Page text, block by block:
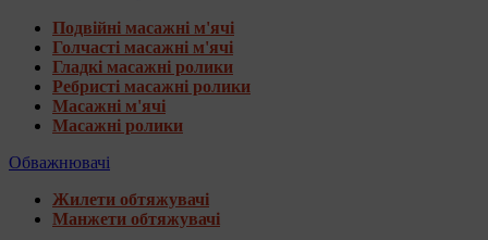
Подвійні масажні м'ячі
Голчасті масажні м'ячі
Гладкі масажні ролики
Ребристі масажні ролики
Масажні м'ячі
Масажні ролики
Обважнювачі
Жилети обтяжувачі
Манжети обтяжувачі